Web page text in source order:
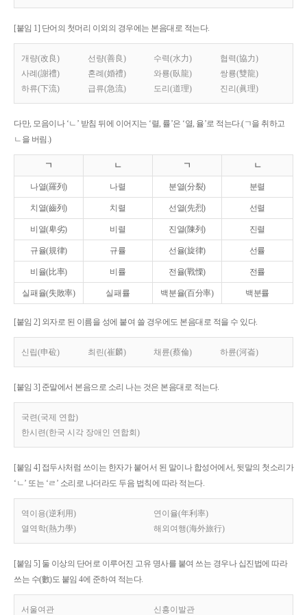
[붙임 1] 단어의 첫머리 이외의 경우에는 본음대로 적는다.
개량(改良) 선량(善良) 수력(水力)
협력(協力)
사례(謝禮)
혼례(婚禮) 와룡(臥龍)
쌍룡(雙龍)
하류(下流)
급류(急流) 도리(道理) 진리(眞理)
다만, 모음이나 ‘ㄴ’ 받침 뒤에 이어지는 ‘렬, 률’은 ‘열, 율’로 적는다.(ㄱ을 취하고
ㄴ을 버림.)
ㄱ ㄴ ㄱ ㄴ
나열(羅列) 나렬 분열(分裂) 분렬
치열(齒列) 치렬 선열(先烈) 선렬
비열(卑劣) 비렬 진열(陳列) 진렬
규율(規律) 규률 선율(旋律) 선률
비율(比率) 비률 전율(戰慄) 전률
실패율(失敗率) 실패률 백분율(百分率) 백분률
[붙임 2] 외자로 된 이름을 성에 붙여 쓸 경우에도 본음대로 적을 수 있다.
신립(申砬) 최린(崔麟) 채륜(蔡倫) 하륜(河崙)
[붙임 3] 준말에서 본음으로 소리 나는 것은 본음대로 적는다.
국련(국제 연합)
한시련(한국 시각 장애인 연합회)
[붙임 4] 접두사처럼 쓰이는 한자가 붙어서 된 말이나 합성어에서, 뒷말의 첫소리가
‘ㄴ’ 또는 ‘ㄹ’ 소리로 나더라도 두음 법칙에 따라 적는다.
역이용(逆利用)
연이율(年利率)
열역학(熱力學)
해외여행(海外旅行)
[붙임 5] 둘 이상의 단어로 이루어진 고유 명사를 붙여 쓰는 경우나 십진법에 따라
쓰는 수(數)도 붙임 4에 준하여 적는다.
서울여관 신흥이발관